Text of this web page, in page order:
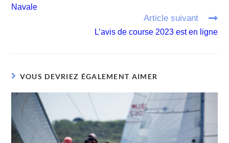
Navale
Article suivant
L’avis de course 2023 est en ligne
VOUS DEVRIEZ ÉGALEMENT AIMER